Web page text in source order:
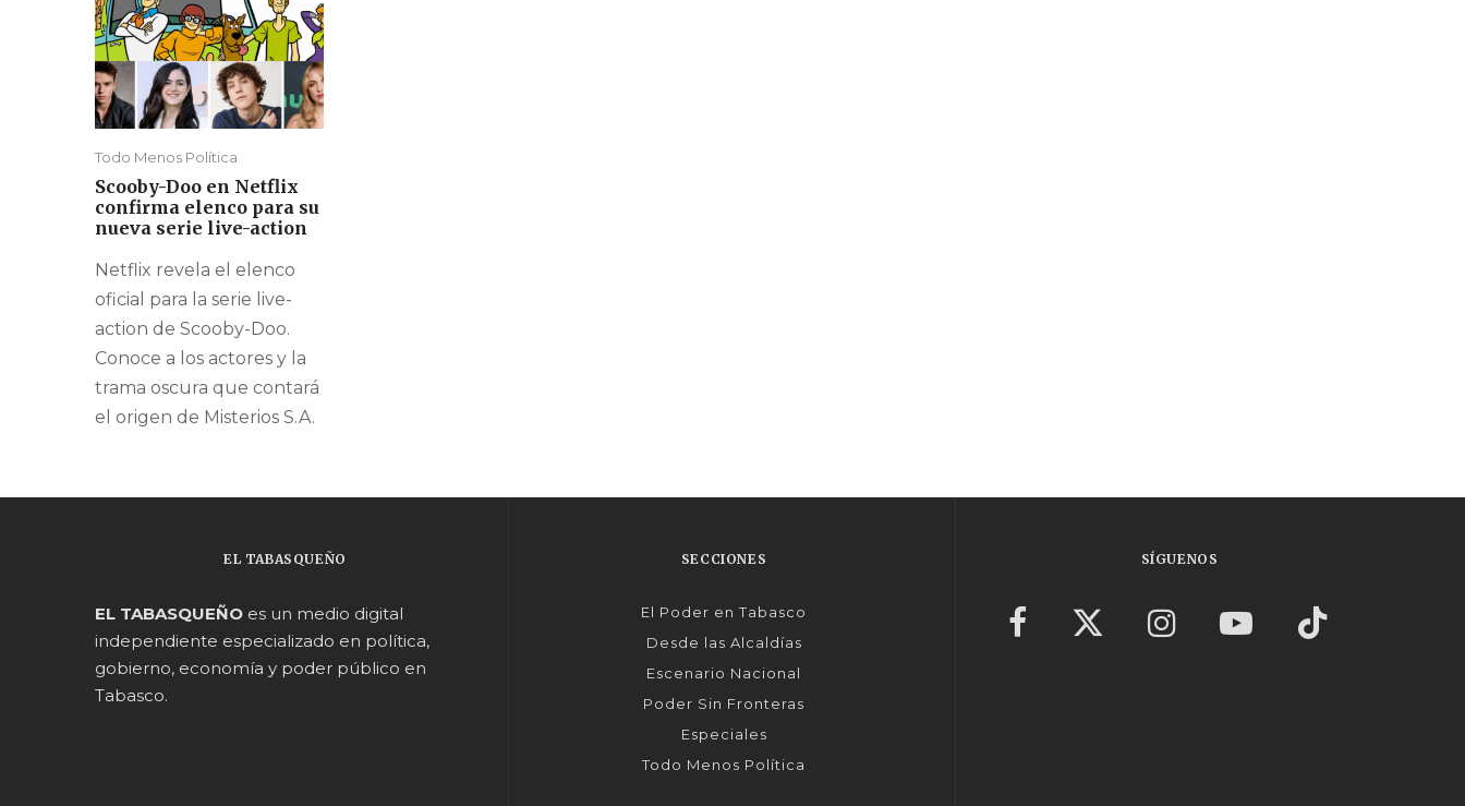
Todo Menos Política
Scooby-Doo en Netflix
confirma elenco para su
nueva serie live-action
Netflix revela el elenco
oficial para la serie live-
action de Scooby-Doo.
Conoce a los actores y la
trama oscura que contará
el origen de Misterios S.A.
EL TABASQUEÑO
EL TABASQUEÑO es un medio digital
independiente especializado en política,
gobierno, economía y poder público en
Tabasco.
SECCIONES
El Poder en Tabasco
Desde las Alcaldías
Escenario Nacional
Poder Sin Fronteras
Especiales
Todo Menos Política
SÍGUENOS